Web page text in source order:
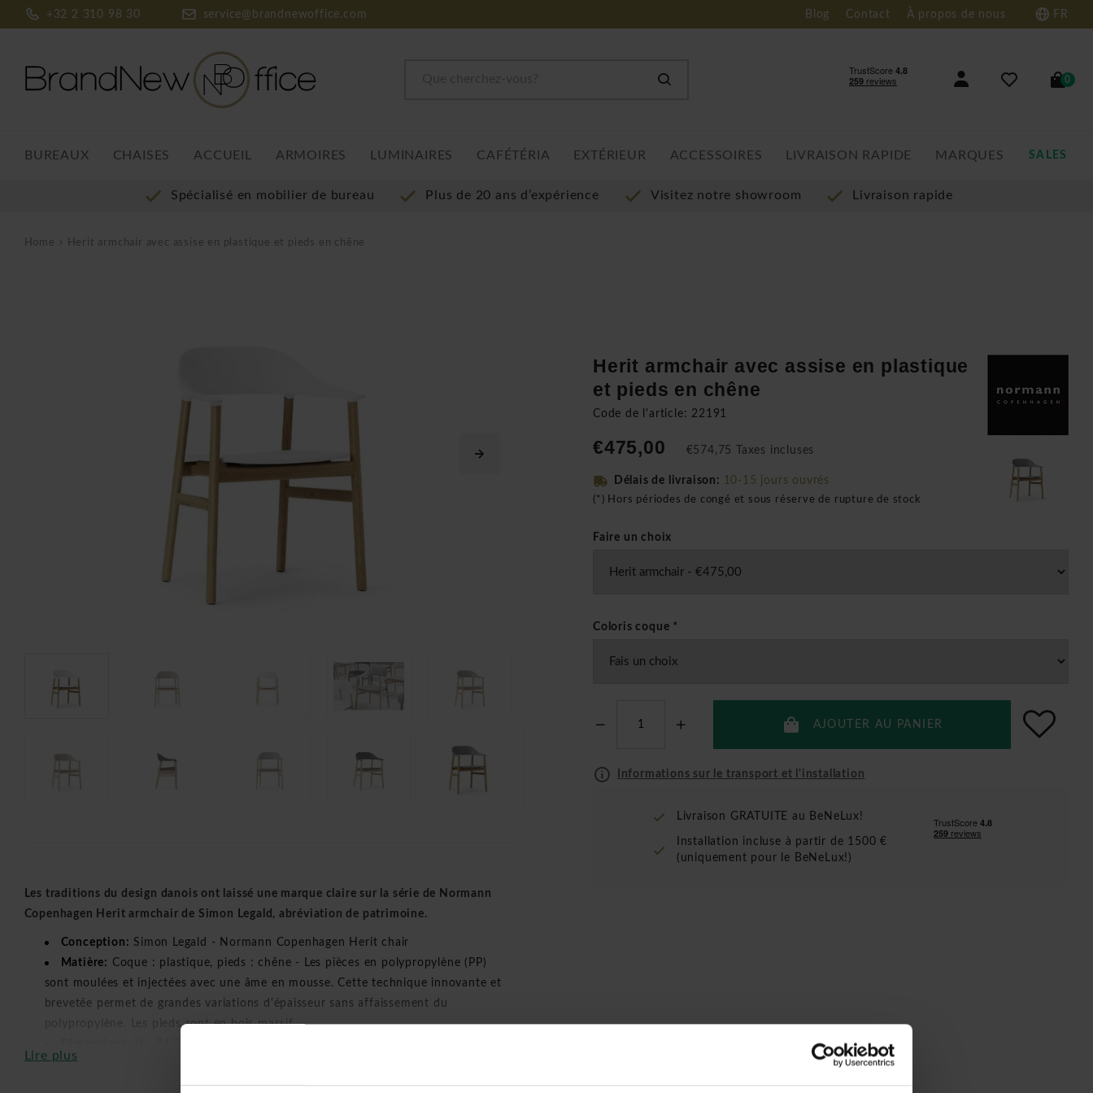
+32 2 310 98 30 service@brandnewoffice.com Blog Contact À propos de nous FR
0
BUREAUX CHAISES ACCUEIL ARMOIRES LUMINAIRES CAFÉTÉRIA EXTÉRIEUR ACCESSOIRES LIVRAISON RAPIDE MARQUES SALES
Spécialisé en mobilier de bureau Plus de 20 ans d’expérience Visitez notre showroom Livraison rapide
Home Herit armchair avec assise en plastique et pieds en chêne
Les traditions du design danois ont laissé une marque claire sur la série de Normann
Copenhagen Herit armchair de Simon Legald, abréviation de patrimoine.
Conception: Simon Legald - Normann Copenhagen Herit chair
Matière: Coque : plastique, pieds : chêne - Les pièces en polypropylène (PP)
sont moulées et injectées avec une âme en mousse. Cette technique innovante et
brevetée permet de grandes variations d'épaisseur sans affaissement du
polypropylène. Les pieds sont en bois massif.
Hauteur d'assise:
Lire plus
Herit armchair avec assise en plastique
et pieds en chêne
Code de l'article: 22191
€475,00 €574,75 Taxes incluses
Délais de livraison: 10-15 jours ouvrés
(*) Hors périodes de congé et sous réserve de rupture de stock
Faire un choix
Coloris coque *
AJOUTER AU PANIER
Informations sur le transport et l'installation
Livraison GRATUITE au BeNeLux!
Installation incluse à partir de 1500 €
(uniquement pour le BeNeLux!)